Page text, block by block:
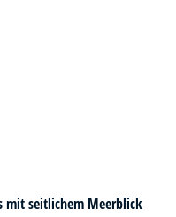
mit seitlichem Meerblick